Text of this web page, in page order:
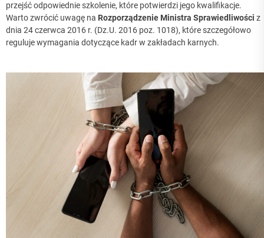
przejść odpowiednie szkolenie, które potwierdzi jego kwalifikacje.
Warto zwrócić uwagę na Rozporządzenie Ministra Sprawiedliwości z
dnia 24 czerwca 2016 r. (Dz.U. 2016 poz. 1018), które szczegółowo
reguluje wymagania dotyczące kadr w zakładach karnych.